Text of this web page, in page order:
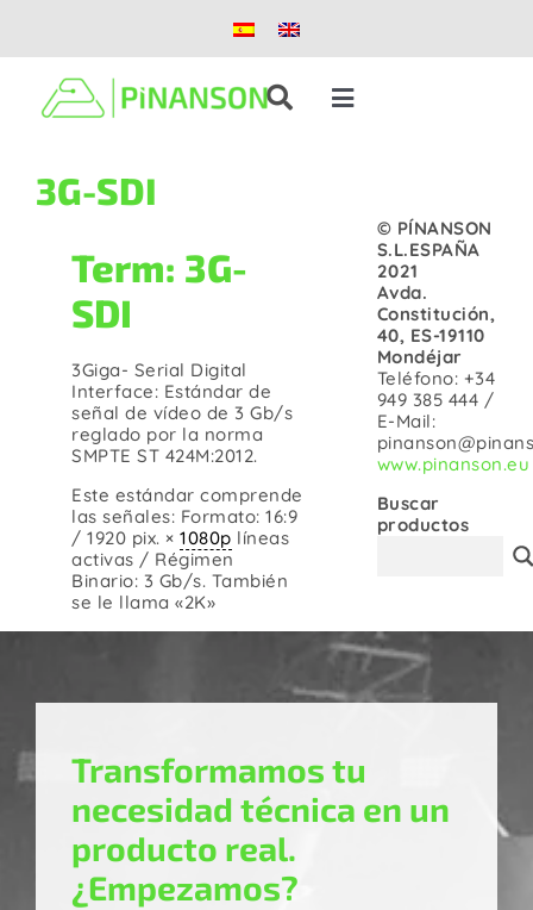
contenido
Toggle
Casos de éxito
Contacto
3G-SDI
Term: 3G-
SDI
3Giga- Serial Digital
Interface: Estándar de
señal de vídeo de 3 Gb/s
reglado por la norma
SMPTE ST 424M:2012.
Este estándar comprende
las señales: Formato: 16:9
/ 1920 pix. × 1080p líneas
activas / Régimen
Binario: 3 Gb/s. También
se le llama «2K»
© PÍNANSON
S.L.ESPAÑA
2021
Avda.
Constitución,
40, ES-19110
Mondéjar
Teléfono: +34
949 385 444 /
E-Mail:
www.pinanson.eu
Buscar
productos
Transformamos tu
necesidad técnica en un
producto real.
¿Empezamos?